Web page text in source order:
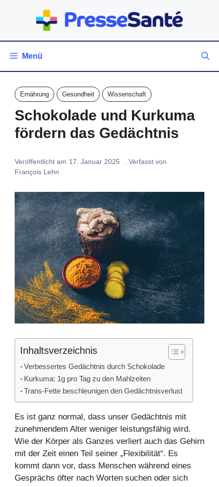
Menü
Ernährung Gesundheit Wissenschaft
Schokolade und Kurkuma
fördern das Gedächtnis
Veröffentlicht am 17. Januar 2025
. Verfasst von
François Lehn
Inhaltsverzeichnis
Verbessertes Gedächtnis durch Schokolade
Kurkuma: 1g pro Tag zu den Mahlzeiten
Trans-Fette beschleunigen den Gedächtnisverlust
Es ist ganz normal, dass unser Gedächtnis mit
zunehmendem Alter weniger leistungsfähig wird.
Wie der Körper als Ganzes verliert auch das Gehirn
mit der Zeit einen Teil seiner „Flexibilität“. Es
kommt dann vor, dass Menschen während eines
Gesprächs öfter nach Worten suchen oder sich